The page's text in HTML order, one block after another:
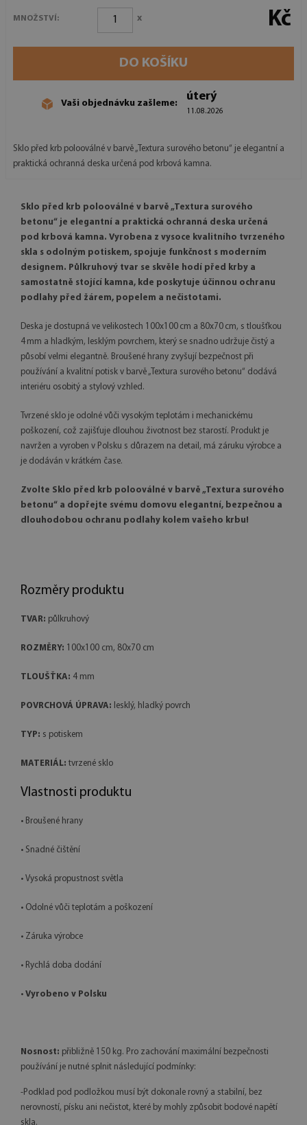
MNOŽSTVÍ: x Kč
DO KOŠÍKU
Vaši objednávku zašleme:
úterý
11.08.2026
Sklo před krb polooválné v barvě „Textura surového betonu“ je elegantní a
praktická ochranná deska určená pod krbová kamna.
Sklo před krb polooválné v barvě „Textura surového
betonu“ je elegantní a praktická ochranná deska určená
pod krbová kamna. Vyrobena z vysoce kvalitního tvrzeného
skla s odolným potiskem, spojuje funkčnost s moderním
designem. Půlkruhový tvar se skvěle hodí před krby a
samostatně stojící kamna, kde poskytuje účinnou ochranu
podlahy před žárem, popelem a nečistotami.
Deska je dostupná ve velikostech 100x100 cm a 80x70 cm, s tloušťkou
4 mm a hladkým, lesklým povrchem, který se snadno udržuje čistý a
působí velmi elegantně. Broušené hrany zvyšují bezpečnost při
používání a kvalitní potisk v barvě „Textura surového betonu“ dodává
interiéru osobitý a stylový vzhled.
Tvrzené sklo je odolné vůči vysokým teplotám i mechanickému
poškození, což zajišťuje dlouhou životnost bez starostí. Produkt je
navržen a vyroben v Polsku s důrazem na detail, má záruku výrobce a
je dodáván v krátkém čase.
Zvolte Sklo před krb polooválné v barvě „Textura surového
betonu“ a dopřejte svému domovu elegantní, bezpečnou a
dlouhodobou ochranu podlahy kolem vašeho krbu!
Rozměry produktu
TVAR: půlkruhový
ROZMĚRY: 100x100 cm, 80x70 cm
TLOUŠŤKA: 4 mm
POVRCHOVÁ ÚPRAVA: lesklý, hladký povrch
TYP: s potiskem
MATERIÁL: tvrzené sklo
Vlastnosti produktu
• Broušené hrany
• Snadné čištění
• Vysoká propustnost světla
• Odolné vůči teplotám a poškození
• Záruka výrobce
• Rychlá doba dodání
• Vyrobeno v Polsku
Nosnost: přibližně 150 kg. Pro zachování maximální bezpečnosti
používání je nutné splnit následující podmínky:
-Podklad pod podložkou musí být dokonale rovný a stabilní, bez
nerovností, písku ani nečistot, které by mohly způsobit bodové napětí
skla.